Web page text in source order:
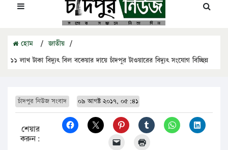
হোম / জাতীয় /
১১ লাখ টাকা বিদ্যুৎ বিল বকেয়ার দায়ে চাঁদপুর টাওয়ারের বিদ্যুৎ সংযোগ বিচ্ছিন্ন
চাঁদপুর নিউজ সংবাদ ০৯ আগষ্ট ২০১৭, ০৫:৪১
শেয়ার
করুন: